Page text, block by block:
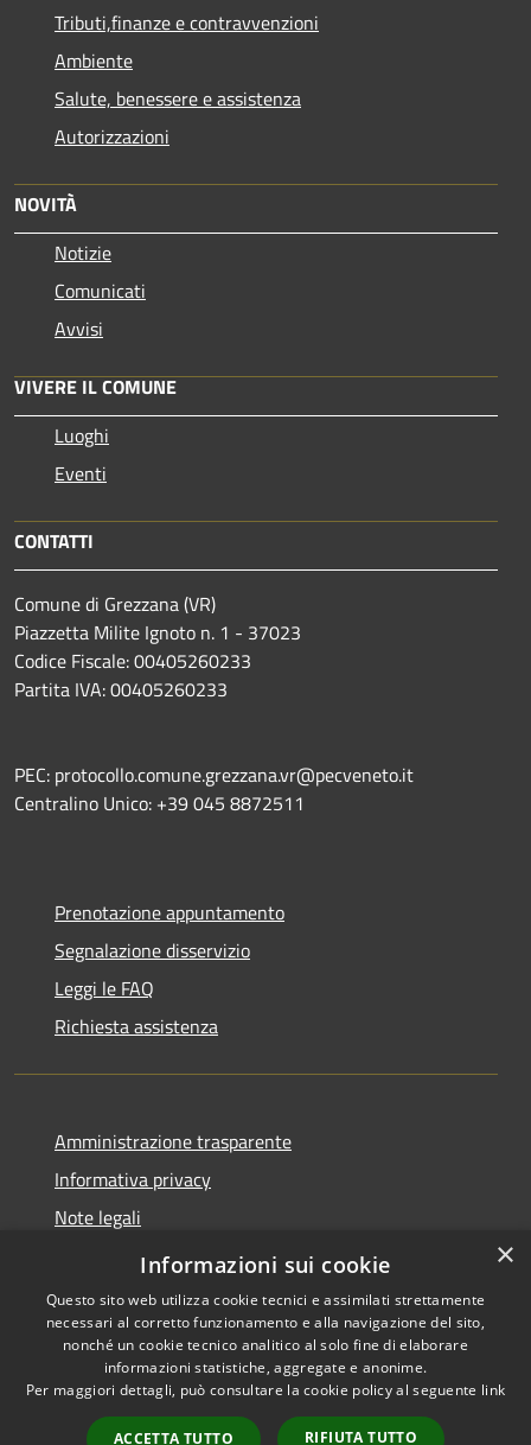
Tributi,finanze e contravvenzioni
Ambiente
Salute, benessere e assistenza
Autorizzazioni
NOVITÀ
Notizie
Comunicati
Avvisi
VIVERE IL COMUNE
Luoghi
Eventi
CONTATTI
Comune di Grezzana (VR)
Piazzetta Milite Ignoto n. 1 - 37023
Codice Fiscale: 00405260233
Partita IVA: 00405260233
PEC: protocollo.comune.grezzana.vr@pecveneto.it
Centralino Unico: +39 045 8872511
Prenotazione appuntamento
Segnalazione disservizio
Leggi le FAQ
Richiesta assistenza
Amministrazione trasparente
Informativa privacy
Note legali
Dichiarazione di accessibilità
Accessibilità
Copyright © 2026 • Comune di
Grezzana • Powered by
Municipium• Accesso
×
Informazioni sui cookie
Questo sito web utilizza cookie tecnici e assimilati strettamente
necessari al corretto funzionamento e alla navigazione del sito,
nonché un cookie tecnico analitico al solo fine di elaborare
informazioni statistiche, aggregate e anonime.
Per maggiori dettagli, può consultare la cookie policy al seguente link
ACCETTA TUTTO RIFIUTA TUTTO